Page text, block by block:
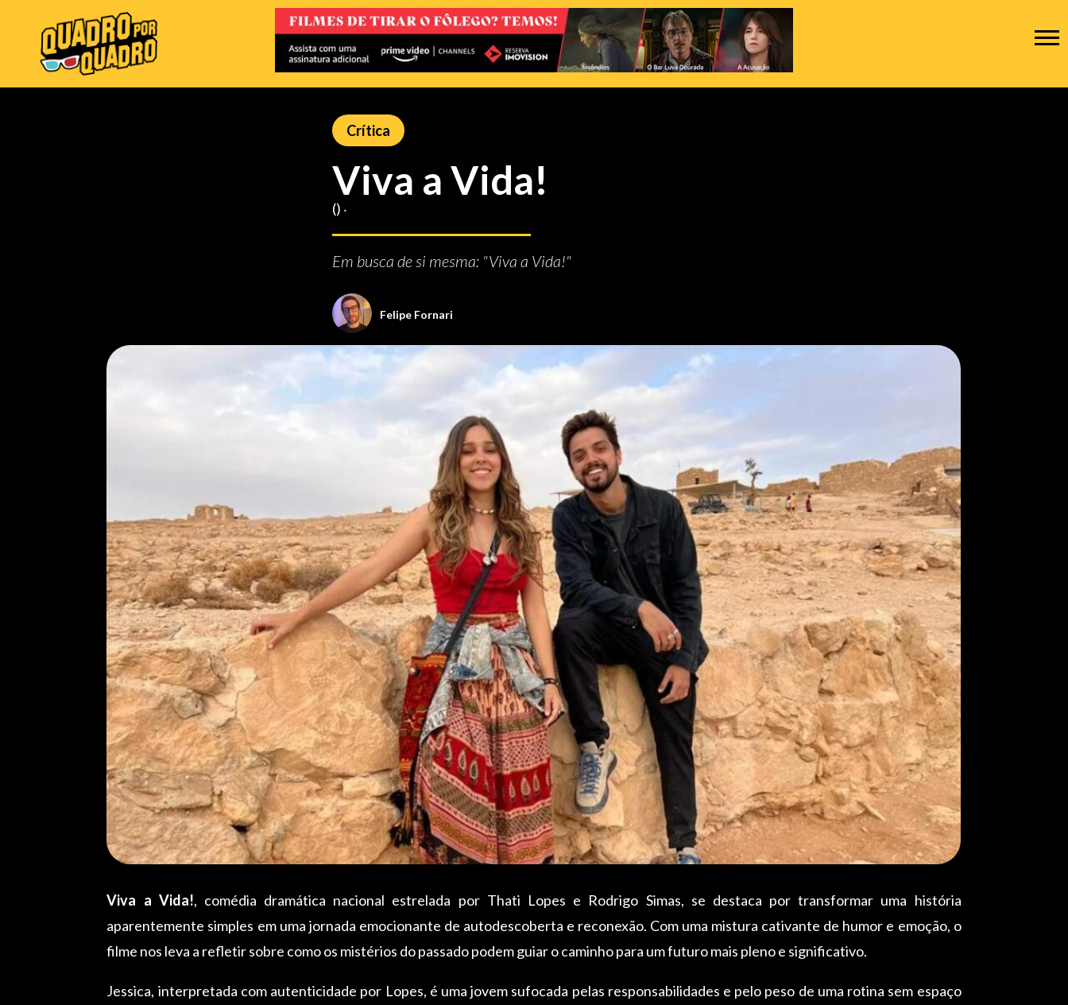
Crítica
Viva a Vida!
() ‧
Em busca de si mesma: "Viva a Vida!"
Felipe Fornari
Viva a Vida!, comédia dramática nacional estrelada por Thati Lopes e Rodrigo Simas, se destaca por transformar uma história
aparentemente simples em uma jornada emocionante de autodescoberta e reconexão. Com uma mistura cativante de humor e emoção, o
filme nos leva a refletir sobre como os mistérios do passado podem guiar o caminho para um futuro mais pleno e significativo.
Jessica, interpretada com autenticidade por Lopes, é uma jovem sufocada pelas responsabilidades e pelo peso de uma rotina sem espaço